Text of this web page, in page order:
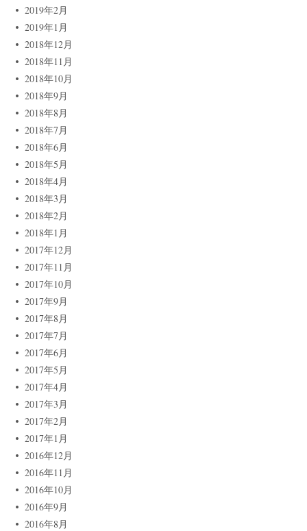
2019年2月
2019年1月
2018年12月
2018年11月
2018年10月
2018年9月
2018年8月
2018年7月
2018年6月
2018年5月
2018年4月
2018年3月
2018年2月
2018年1月
2017年12月
2017年11月
2017年10月
2017年9月
2017年8月
2017年7月
2017年6月
2017年5月
2017年4月
2017年3月
2017年2月
2017年1月
2016年12月
2016年11月
2016年10月
2016年9月
2016年8月